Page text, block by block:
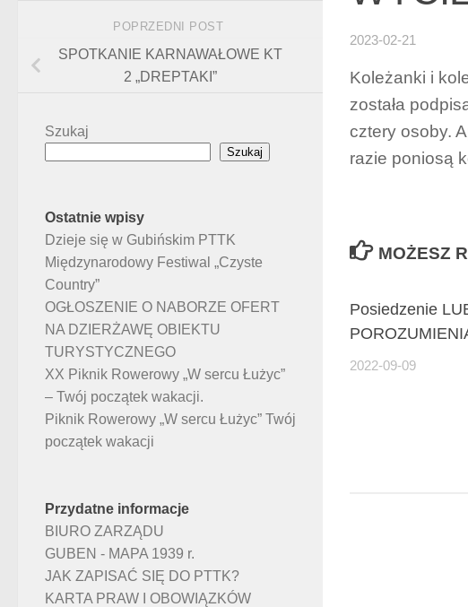
2023-02-21
Koleżanki i
została
cztery osoby.
razie poniosą
MOŻESZ
Posiedzenie
2022-09-09
POPRZEDNI POST
SPOTKANIE KARNAWAŁOWE KT
2 „DREPTAKI”
Szukaj
Szukaj
Ostatnie wpisy
Dzieje się w Gubińskim PTTK
Międzynarodowy Festiwal „Czyste
Country”
OGŁOSZENIE O NABORZE OFERT
NA DZIERŻAWĘ OBIEKTU
TURYSTYCZNEGO
XX Piknik Rowerowy „W sercu Łużyc”
– Twój początek wakacji.
Piknik Rowerowy „W sercu Łużyc” Twój
początek wakacji
Przydatne informacje
BIURO ZARZĄDU
GUBEN - MAPA 1939 r.
JAK ZAPISAĆ SIĘ DO PTTK?
KARTA PRAW I OBOWIĄZKÓW